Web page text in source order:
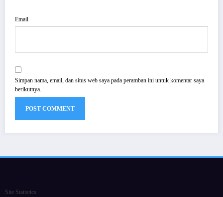
Email
Simpan nama, email, dan situs web saya pada peramban ini untuk komentar saya
berikutnya.
Site Statistics